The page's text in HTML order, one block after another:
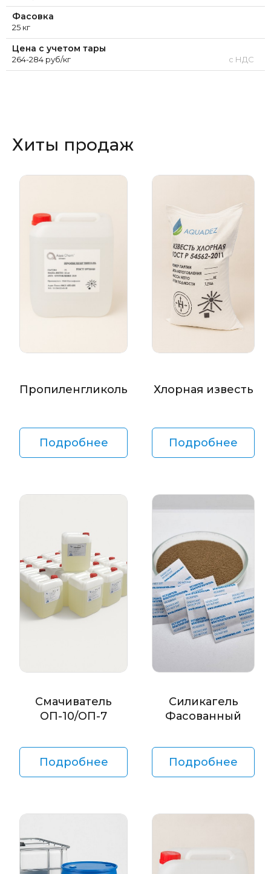
Фасовка
25 кг
Цена с учетом тары
264-284 руб/кг с НДС
Хиты продаж
Пропиленгликоль
Подробнее
Хлорная известь
Подробнее
Смачиватель
ОП-10/ОП-7
Подробнее
Силикагель
Фасованный
Подробнее